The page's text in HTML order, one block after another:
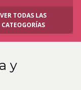
VER TODAS LAS
CATEOGORÍAS
y